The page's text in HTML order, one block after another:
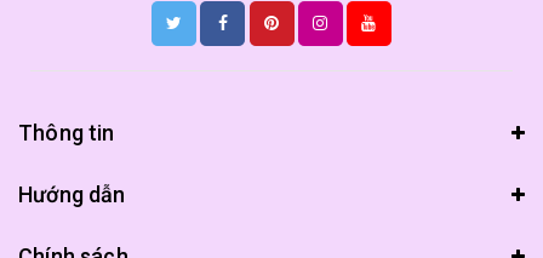
Thông tin
Hướng dẫn